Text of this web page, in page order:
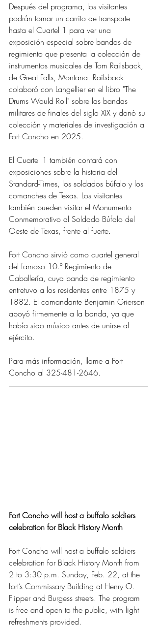
Después del programa, los visitantes
podrán tomar un carrito de transporte
hasta el Cuartel 1 para ver una
exposición especial sobre bandas de
regimiento que presenta la colección de
instrumentos musicales de Tom Railsback,
de Great Falls, Montana. Railsback
colaboró ​​con Langellier en el libro "The
Drums Would Roll" sobre las bandas
militares de finales del siglo XIX y donó su
colección y materiales de investigación a
Fort Concho en 2025.
El Cuartel 1 también contará con
exposiciones sobre la historia del
Standard-Times, los soldados búfalo y los
comanches de Texas. Los visitantes
también pueden visitar el Monumento
Conmemorativo al Soldado Búfalo del
Oeste de Texas, frente al fuerte.
Fort Concho sirvió como cuartel general
del famoso 10.º Regimiento de
Caballería, cuya banda de regimiento
entretuvo a los residentes entre 1875 y
1882. El comandante Benjamin Grierson
apoyó firmemente a la banda, ya que
había sido músico antes de unirse al
ejército.
Para más información, llame a Fort
Concho al 325-481-2646.
Fort Concho will host a buffalo soldiers
celebration for Black History Month
Fort Concho will host a buffalo soldiers
celebration for Black History Month from
2 to 3:30 p.m. Sunday, Feb. 22, at the
fort’s Commissary Building at Henry O.
Flipper and Burgess streets. The program
is free and open to the public, with light
refreshments provided.